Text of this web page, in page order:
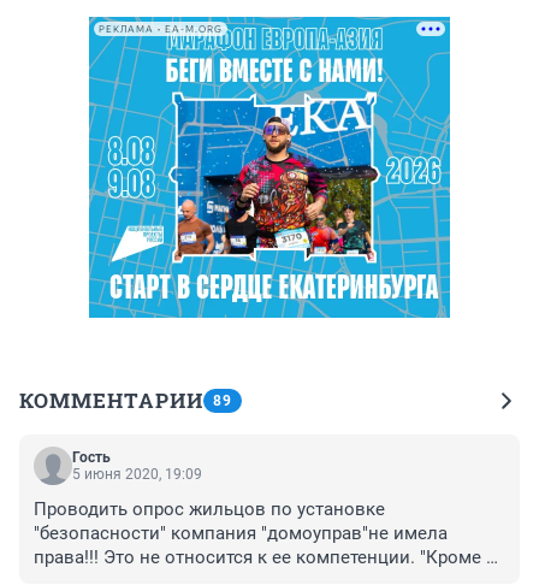
РЕКЛАМА • EA-M.ORG
КОММЕНТАРИИ 89
Гость
5 июня 2020, 19:09
Проводить опрос жильцов по установке
"безопасности" компания "домоуправ"не имела
права!!! Это не относится к ее компетенции. "Кроме